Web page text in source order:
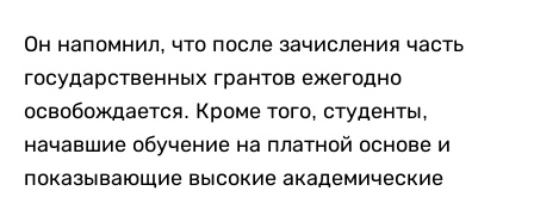
Он напомнил, что после зачисления часть
государственных грантов ежегодно
освобождается. Кроме того, студенты,
начавшие обучение на платной основе и
показывающие высокие академические